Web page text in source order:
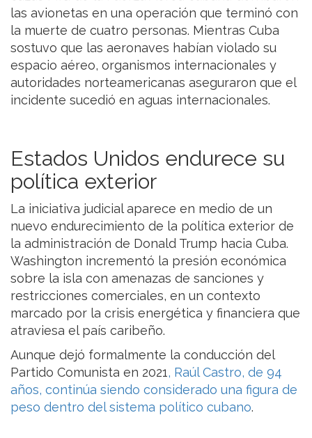
las avionetas en una operación que terminó con
la muerte de cuatro personas. Mientras Cuba
sostuvo que las aeronaves habían violado su
espacio aéreo, organismos internacionales y
autoridades norteamericanas aseguraron que el
incidente sucedió en aguas internacionales.
Estados Unidos endurece su
política exterior
La iniciativa judicial aparece en medio de un
nuevo endurecimiento de la política exterior de
la administración de Donald Trump hacia Cuba.
Washington incrementó la presión económica
sobre la isla con amenazas de sanciones y
restricciones comerciales, en un contexto
marcado por la crisis energética y financiera que
atraviesa el país caribeño.
Aunque dejó formalmente la conducción del
Partido Comunista en 2021, Raúl Castro, de 94
años, continúa siendo considerado una figura de
peso dentro del sistema político cubano.